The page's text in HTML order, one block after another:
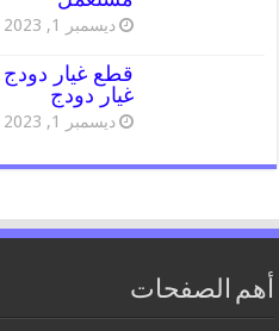
ديسمبر 1, 2023
غيار دودج
ديسمبر 1, 2023
أهم الصفحات